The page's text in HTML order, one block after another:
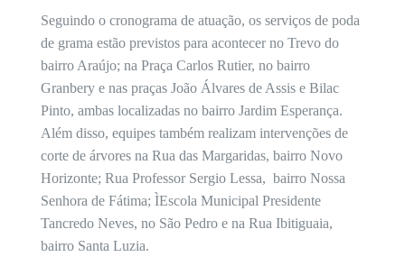
Seguindo o cronograma de atuação, os serviços de poda
de grama estão previstos para acontecer no Trevo do
bairro Araújo; na Praça Carlos Rutier, no bairro
Granbery e nas praças João Álvares de Assis e Bilac
Pinto, ambas localizadas no bairro Jardim Esperança.
Além disso, equipes também realizam intervenções de
corte de árvores na Rua das Margaridas, bairro Novo
Horizonte; Rua Professor Sergio Lessa, bairro Nossa
Senhora de Fátima; ÌEscola Municipal Presidente
Tancredo Neves, no São Pedro e na Rua Ibitiguaia,
bairro Santa Luzia.